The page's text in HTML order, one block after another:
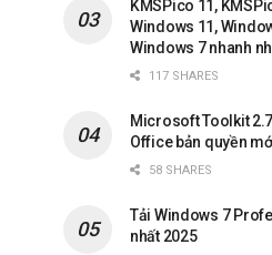
KMSPico 11,
Windows 11,
Windows 7 nhanh
117 SHARES
Microsoft Toolkit
Office bản quyền
58 SHARES
Tải Windows 7
nhất 2025